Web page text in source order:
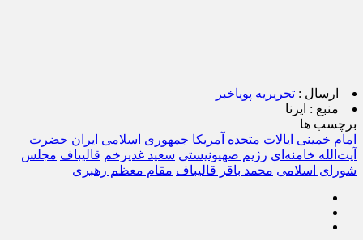
ارسال : تحریریه پویاخبر
منبع : ایرنا
برچسب ها
امام خمینی ایالات متحده آمریکا جمهوری اسلامی ایران حضرت
آیت‌الله خامنه‌ای رژیم صهیونیستی سعید غدیرخم قالیباف مجلس
شورای اسلامی محمد باقر قالیباف مقام ‌معظم رهبری